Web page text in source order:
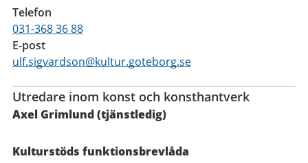
Telefon
031-368 36 88
E-post
ulf.sigvardson@kultur.goteborg.se
Utredare inom konst och konsthantverk
Axel Grimlund (tjänstledig)
Kulturstöds funktionsbrevlåda